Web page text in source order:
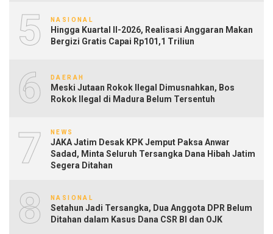
5 NASIONAL
Hingga Kuartal II-2026, Realisasi Anggaran Makan
Bergizi Gratis Capai Rp101,1 Triliun
6 DAERAH
Meski Jutaan Rokok Ilegal Dimusnahkan, Bos
Rokok Ilegal di Madura Belum Tersentuh
7 NEWS
JAKA Jatim Desak KPK Jemput Paksa Anwar
Sadad, Minta Seluruh Tersangka Dana Hibah Jatim
Segera Ditahan
8 NASIONAL
Setahun Jadi Tersangka, Dua Anggota DPR Belum
Ditahan dalam Kasus Dana CSR BI dan OJK